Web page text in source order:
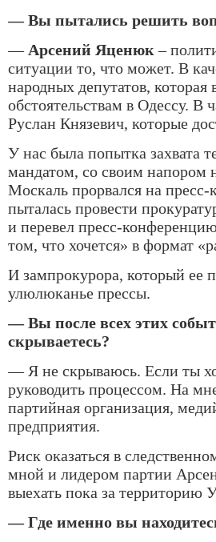
— Вы пытались решить
— Арсений Яценюк –
ситуации то, что может. В
народных депутатов,
обстоятельствам в Одессу. В
Руслан Князевич, которые
У нас была попытка захвата
мандатом, со своим напором
Москаль прорвался на
пыталась провести
и перевел пресс-
том, что хочется» в формат
И зампрокурора, который ее
улюлюканье прессы.
— Вы после всех этих
скрываетесь?
— Я не скрываюсь. Если ты
руководить процессом. На
партийная организация,
предприятия.
Риск оказаться в
мной и лидером партии
выехать пока за территорию
— Где именно вы